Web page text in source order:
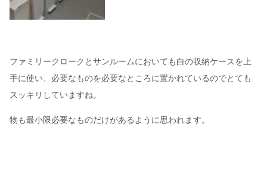
ファミリークロークとサンルームにおいても白の収納ケースを上
手に使い、必要なものを必要なところに置かれているのでとても
スッキリしていますね。
物も最小限必要なものだけがあるように思われます。